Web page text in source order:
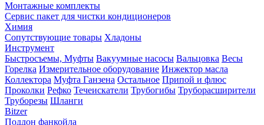
Монтажные комплекты
Сервис пакет для чистки кондиционеров
Химия
Сопутствующие товары Хладоны
Инструмент
Быстросъемы, Муфты Вакуумные насосы Вальцовка Весы
Горелка Измерительное оборудование Инжектор масла
Коллектора Муфта Ганзена Остальное Припой и флюс
Проколки Рефко Течеискатели Трубогибы Труборасширители
Труборезы Шланги
Bitzer
Поддон фанкойла